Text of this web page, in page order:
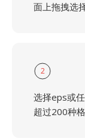
面上拖拽选
2
选择eps或
超过200种格